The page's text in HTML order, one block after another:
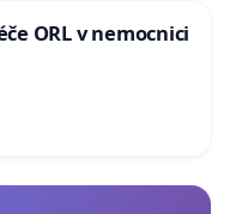
ORL v nemocnici